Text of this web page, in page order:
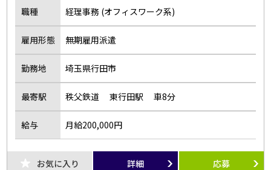
職種 経理事務 (オフィスワーク系)
雇用形態 無期雇用派遣
勤務地 埼玉県行田市
最寄駅 秩父鉄道 東行田駅 車8分
給与 月給200,000円
お気に入り 詳細 応募